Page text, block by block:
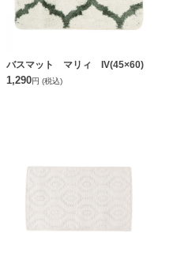
バスマット マリィ IV(45×60)
1,290円 (税込)